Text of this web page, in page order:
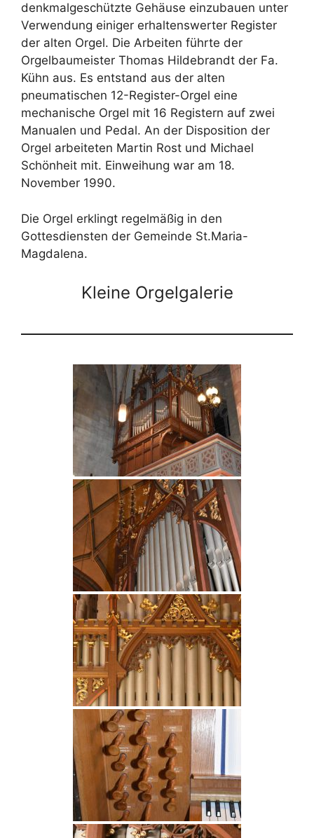
denkmalgeschützte Gehäuse einzubauen unter
Verwendung einiger erhaltenswerter Register
der alten Orgel. Die Arbeiten führte der
Orgelbaumeister Thomas Hildebrandt der Fa.
Kühn aus. Es entstand aus der alten
pneumatischen 12-Register-Orgel eine
mechanische Orgel mit 16 Registern auf zwei
Manualen und Pedal. An der Disposition der
Orgel arbeiteten Martin Rost und Michael
Schönheit mit. Einweihung war am 18.
November 1990.
Die Orgel erklingt regelmäßig in den
Gottesdiensten der Gemeinde St.Maria-
Magdalena.
Kleine Orgelgalerie